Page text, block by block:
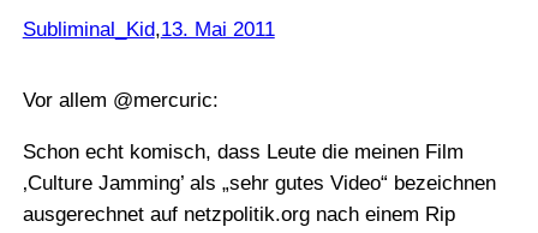
Subliminal_Kid,13. Mai 2011
Vor allem @mercuric:
Schon echt komisch, dass Leute die meinen Film
‚Culture Jamming’ als „sehr gutes Video“ bezeichnen
ausgerechnet auf netzpolitik.org nach einem Rip